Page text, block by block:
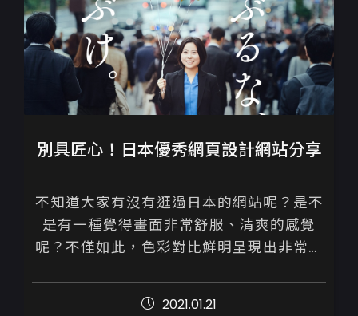
別具匠心！日本優秀網頁設計網站分享
不知道大家有沒有逛過日本的網站呢？是不
是有一種覺得畫面非常舒服、清爽的感覺
呢？不僅如此，色彩對比鮮明呈現出非常活
到好處，沒有過多的點綴，沒有複雜介面，
2021.01.21